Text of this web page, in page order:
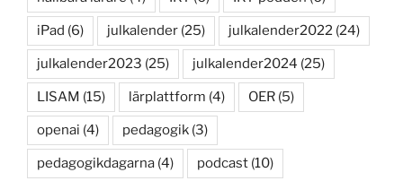
iPad (6) julkalender (25) julkalender2022 (24)
julkalender2023 (25) julkalender2024 (25)
LISAM (15) lärplattform (4) OER (5)
openai (4) pedagogik (3)
pedagogikdagarna (4) podcast (10)